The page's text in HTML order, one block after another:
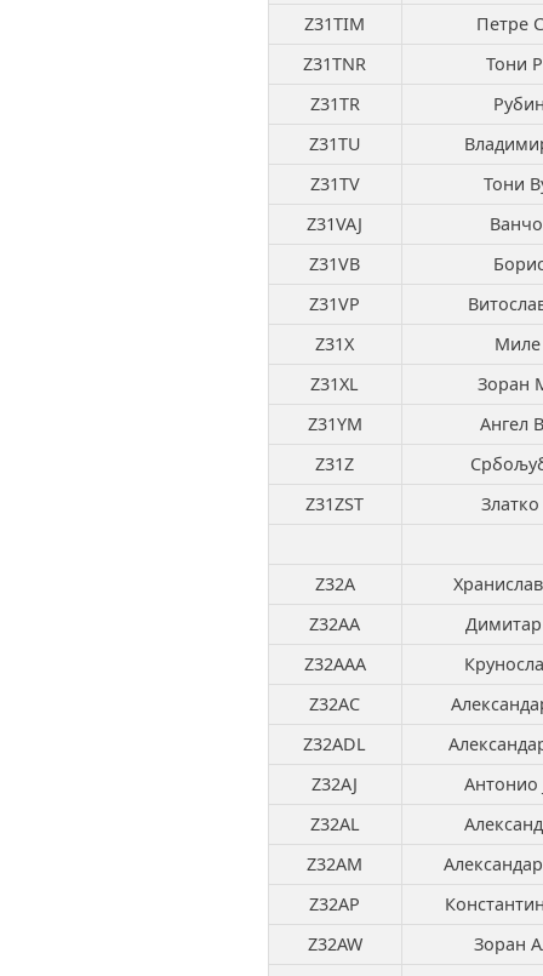
Z31TIM
Петре
Z31TNR
Тони
Z31TR
Z31TU
Z31TV
Тони
Z31VAJ
Z31VB
Z31VP
Z31X
Миле
Z31XL
Зоран
Z31YM
Ангел
Z31Z
Z31ZST
Z32A
Z32AA
Z32AAA
Z32AC
Z32ADL
Z32AJ
Антонио
Z32AL
Z32AM
Z32AP
Z32AW
Зоран